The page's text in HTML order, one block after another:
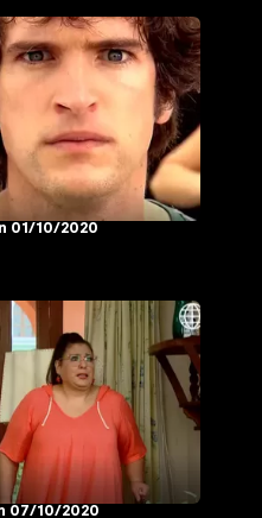
01/10/2020
07/10/2020